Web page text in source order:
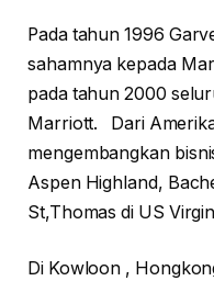
Pada tahun 1996
sahamnya kepada
pada tahun 2000
Marriott. Dari
mengembangkan
Aspen Highland,
St,Thomas di US
Di Kowloon ,